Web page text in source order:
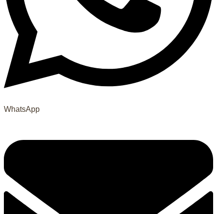
WhatsApp